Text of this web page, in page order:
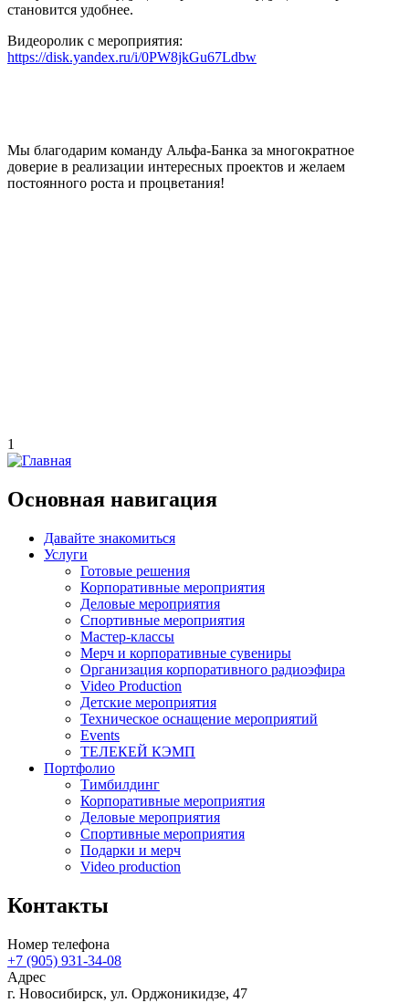
становится удобнее.
Видеоролик с мероприятия:
https://disk.yandex.ru/i/0PW8jkGu67Ldbw
Мы благодарим команду Альфа-Банка за многократное
доверие в реализации интересных проектов и желаем
постоянного роста и процветания!
1
Основная навигация
Давайте знакомиться
Услуги
Готовые решения
Корпоративные мероприятия
Деловые мероприятия
Спортивные мероприятия
Мастер-классы
Мерч и корпоративные сувениры
Организация корпоративного радиоэфира
Video Production
Детские мероприятия
Техническое оснащение мероприятий
Events
ТЕЛЕКЕЙ КЭМП
Портфолио
Тимбилдинг
Корпоративные мероприятия
Деловые мероприятия
Спортивные мероприятия
Подарки и мерч
Video production
Контакты
Номер телефона
+7 (905) 931-34-08
Адрес
г. Новосибирск, ул. Орджоникидзе, 47